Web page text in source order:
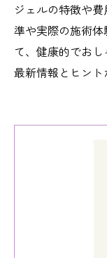
ジェルの特徴や
準や実際の施術
て、健康的でお
最新情報とヒント